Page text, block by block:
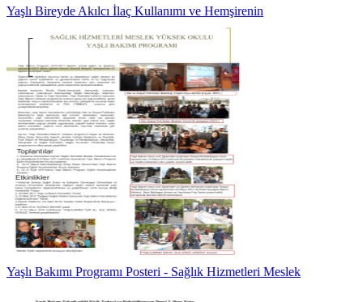
Yaşlı Bireyde Akılcı İlaç Kullanımı ve Hemşirenin
Yaşlı Bakımı Programı Posteri - Sağlık Hizmetleri Meslek